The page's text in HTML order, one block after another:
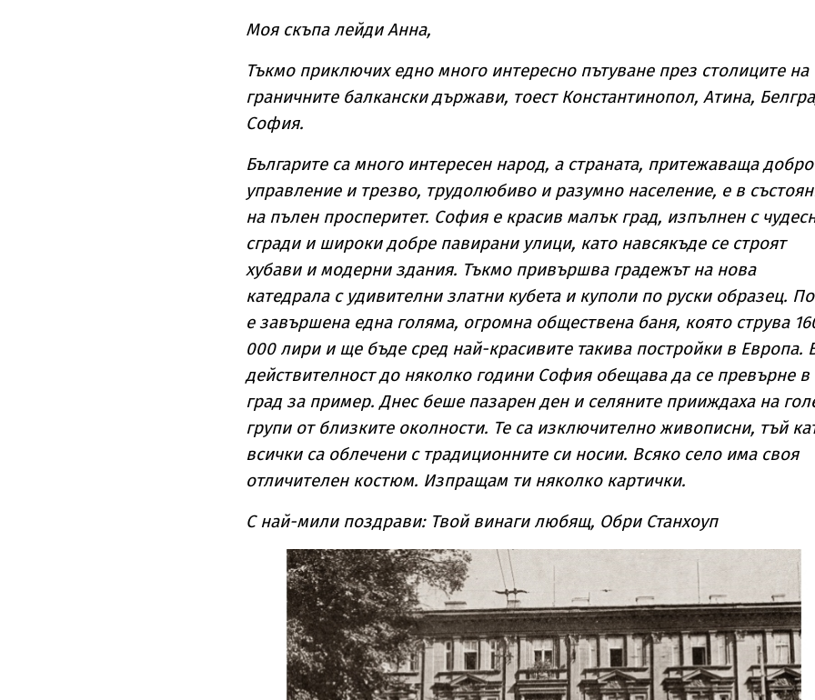
Моя скъпа лейди Анна,
Тъкмо приключих едно много интересно пътуване през столиците на
граничните балкански държави, тоест Константинопол, Атина,
София.
Българите са много интересен народ, а страната, притежаваща добро
управление и трезво, трудолюбиво и разумно население, е в
на пълен просперитет. София е красив малък град, изпълнен с
сгради и широки добре павирани улици, като навсякъде се строят
хубави и модерни здания. Тъкмо привършва градежът на нова
катедрала с удивителни златни кубета и куполи по руски образец.
е завършена една голяма, огромна обществена баня, която струва
000 лири и ще бъде сред най-красивите такива постройки в Европа.
действителност до няколко години София обещава да се превърне в
град за пример. Днес беше пазарен ден и селяните прииждаха на
групи от близките околности. Те са изключително живописни, тъй
всички са облечени с традиционните си носии. Всяко село има своя
отличителен костюм. Изпращам ти няколко картички.
С най-мили поздрави: Твой винаги любящ, Обри Станхоуп